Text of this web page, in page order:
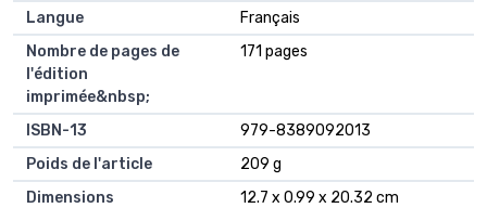
Langue
Français
Nombre de pages de
l'édition
imprimée&nbsp;
171 pages
ISBN-13
979-8389092013
Poids de l'article
209 g
Dimensions
12.7 x 0.99 x 20.32 cm